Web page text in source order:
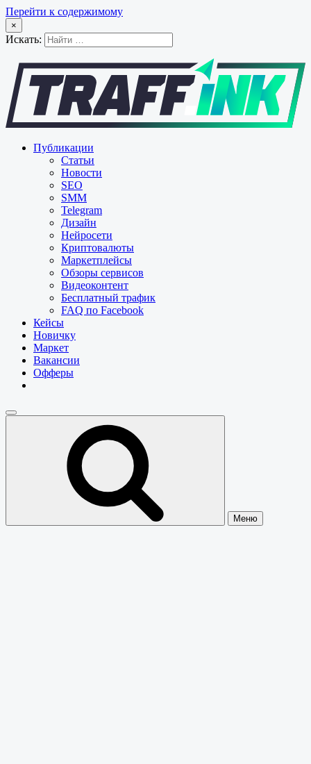
Перейти к содержимому
×
Искать:
Публикации
Статьи
Новости
SEO
SMM
Telegram
Дизайн
Нейросети
Криптовалюты
Маркетплейсы
Обзоры сервисов
Видеоконтент
Бесплатный трафик
FAQ по Facebook
Кейсы
Новичку
Маркет
Вакансии
Офферы
Меню